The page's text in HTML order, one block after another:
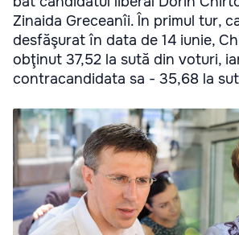
Zinaida Greceanîi. În primul tur,
desfăşurat în data de 14 iunie,
obţinut 37,52 la sută din voturi,
contracandidata sa - 35,68 la